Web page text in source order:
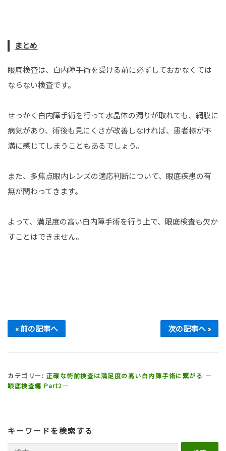
まとめ
眼底検査は、白内障手術を受ける前に必ずしておかなくては
ならない検査です。
せっかく白内障手術を行って水晶体の濁りが取れても、網膜に
病気があり、術後も見にくさが改善しなければ、患者様が不
満に感じてしまうこともあるでしょう。
また、多焦点眼内レンズの適応判断について、眼底疾患の有
無が関わってきます。
よって、満足度の高い白内障手術を行う上で、眼底検査も欠か
すことはできません。
« 前の記事へ 次の記事へ »
カテゴリー: 正確な術前検査は満足度の高い白内障手術に繋がる ―
眼底検査編 Part2―
キーワードを検索する
検索: